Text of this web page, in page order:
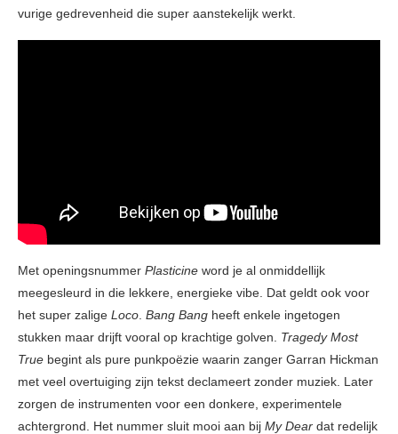
vurige gedrevenheid die super aanstekelijk werkt.
Met openingsnummer Plasticine word je al onmiddellijk
meegesleurd in die lekkere, energieke vibe. Dat geldt ook voor
het super zalige Loco Bang Bang heeft enkele ingetogen
stukken maar drijft vooral op krachtige golven. Tragedy Most
True begint als pure punkpoëzie waarin zanger Garran Hickman
met veel overtuiging zijn tekst declameert zonder muziek. Later
zorgen de instrumenten voor een donkere, experimentele
achtergrond. Het nummer sluit mooi aan bij My Dear dat redelijk